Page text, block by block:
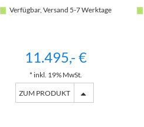
Verfügbar, Versand 5-7 Werktage
11.495,- €
* inkl. 19% MwSt.
ZUM PRODUKT